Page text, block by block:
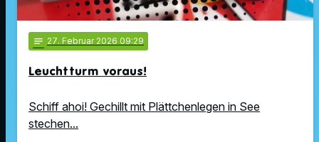
notes 27. Februar 2026 09:29
Leuchtturm voraus!
Schiff ahoi! Gechillt mit Plättchenlegen in See
stechen...